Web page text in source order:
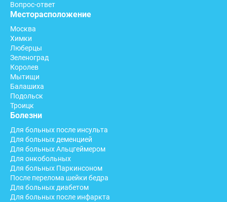
Вопрос-ответ
Месторасположение
Москва
Химки
Люберцы
Зеленоград
Королев
Мытищи
Балашиха
Подольск
Троицк
Болезни
Для больных после инсульта
Для больных деменцией
Для больных Альцгеймером
Для онкобольных
Для больных Паркинсоном
После перелома шейки бедра
Для больных диабетом
Для больных после инфаркта